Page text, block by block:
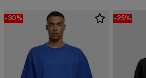
-30% -25%